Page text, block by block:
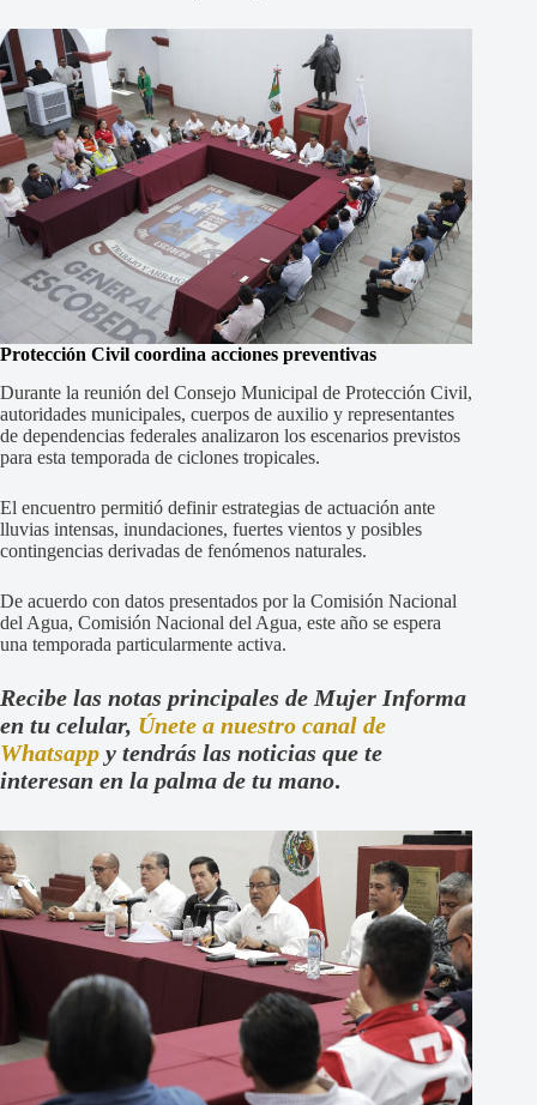
Protección Civil coordina acciones preventivas
Durante la reunión del Consejo Municipal de Protección Civil,
autoridades municipales, cuerpos de auxilio y representantes
de dependencias federales analizaron los escenarios previstos
para esta temporada de ciclones tropicales.
El encuentro permitió definir estrategias de actuación ante
lluvias intensas, inundaciones, fuertes vientos y posibles
contingencias derivadas de fenómenos naturales.
De acuerdo con datos presentados por la Comisión Nacional
del Agua, Comisión Nacional del Agua, este año se espera
una temporada particularmente activa.
Recibe las notas principales de Mujer Informa
en tu celular, Únete a nuestro canal de
Whatsapp y tendrás las noticias que te
interesan en la palma de tu mano.